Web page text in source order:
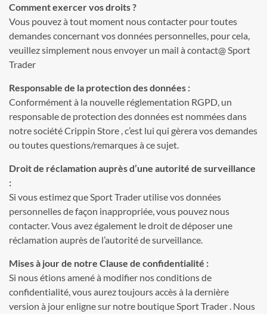
Comment exercer vos droits ?
Vous pouvez à tout moment nous contacter pour toutes
demandes concernant vos données personnelles, pour cela,
veuillez simplement nous envoyer un mail à contact@ Sport
Trader
Responsable de la protection des données :
Conformément à la nouvelle réglementation RGPD, un
responsable de protection des données est nommées dans
notre société Crippin Store , c’est lui qui gèrera vos demandes
ou toutes questions/remarques à ce sujet.
Droit de réclamation auprès d’une autorité de surveillance
:
Si vous estimez que Sport Trader utilise vos données
personnelles de façon inappropriée, vous pouvez nous
contacter. Vous avez également le droit de déposer une
réclamation auprès de l’autorité de surveillance.
Mises à jour de notre Clause de confidentialité :
Si nous étions amené à modifier nos conditions de
confidentialité, vous aurez toujours accès à la dernière
version à jour enligne sur notre boutique Sport Trader . Nous